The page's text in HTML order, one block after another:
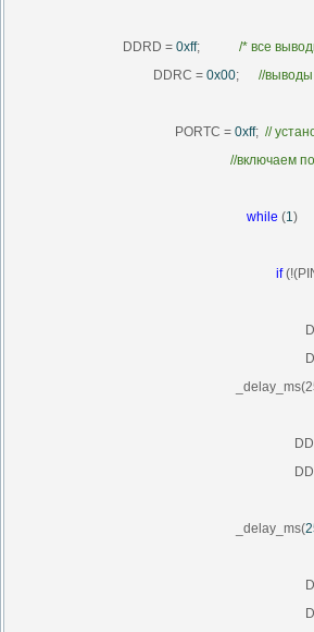
DDRD =0xff;
/* все
DDRC = 0x00; //выводы
PORTC = 0xff; //
//включаем
while (1
if
_delay_ms(